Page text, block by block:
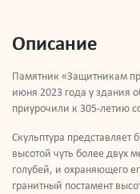
Описание
Памятник «Защитникам
июня 2023 года у здания
приурочили к 305-летию
Скульптура
высотой чуть более двух
голубей, и охраняющего
гранитный постамент